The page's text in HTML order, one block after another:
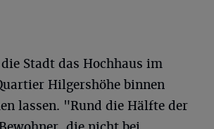
Stadt das Hochhaus im
Hilgershöhe binnen
lassen. "Rund die Hälfte der